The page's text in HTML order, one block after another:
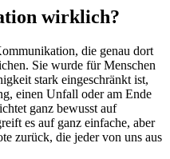
wirklich?
die genau dort
Sie wurde für Menschen
stark eingeschränkt ist,
einen Unfall oder am Ende
ganz bewusst auf
es auf ganz einfache, aber
zurück, die jeder von uns aus